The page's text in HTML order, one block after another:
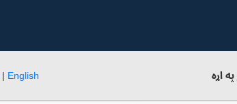
اړه English
|